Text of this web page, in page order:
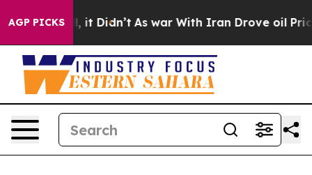
AGP PICKSWell, it Didn’t As war With Iran Drove oil